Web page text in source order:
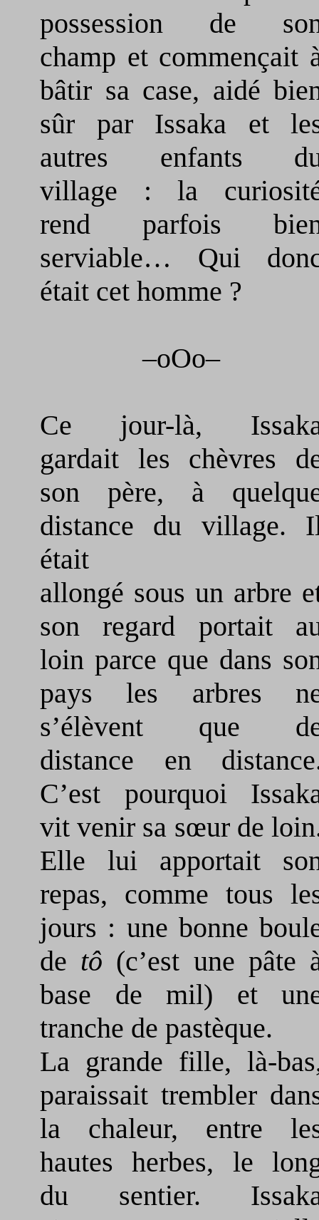
possession de
champ et commençait
bâtir sa case, aidé
sûr par Issaka et
autres enfants
village : la
rend parfois
serviable… Qui
était cet homme ?
–oOo–
Ce jour-là,
gardait les chèvres
son père, à
distance du village.
était
allongé sous un arbre
son regard portait
loin parce que dans
pays les arbres
s’élèvent que
distance en
C’est pourquoi
vit venir sa sœur de
Elle lui apportait
repas, comme tous
jours : une bonne
de tô (c’est une pâte
base de mil) et
tranche de pastèque.
La grande fille, là-
paraissait trembler
la chaleur, entre
hautes herbes, le
du sentier.